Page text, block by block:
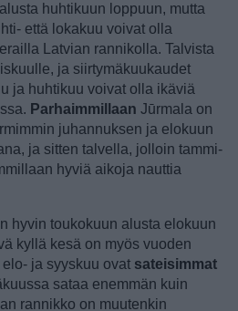
huhtikuun loppuun, mutta
että lokakuu voivat olla
Latvian rannikolla. Talvista
ja siirtymäkuukaudet
ja huhtikuu voivat olla ikäviä
Parhaimmillaan Jūrmala on
juhannuksen ja elokuun
ja sitten talvella, jolloin tammi-
hyviä aikoja nauttia
hyvin toukokuun alusta elokuun
kyllä kesä on myös vuoden
ja syyskuu ovat sateisimmat
sataa enemmän kuin
rannikko on muutenkin